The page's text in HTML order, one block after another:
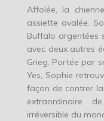
Affolée, la
assiette avalée.
Buffalo argentées
avec deux autres
Grieg. Portée par
Yes, Sophie
façon de contrer
extraordinaire
irréversible du